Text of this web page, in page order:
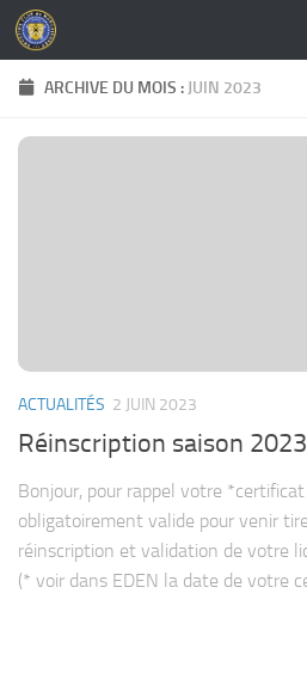
Skip to content
ARCHIVE DU MOIS : JUIN 2023
ACTUALITÉS 2 JUIN 2023
Réinscription saison
Bonjour, pour rappel votre
obligatoirement valide pour venir
réinscription et validation de votre
(* voir dans EDEN la date de votre